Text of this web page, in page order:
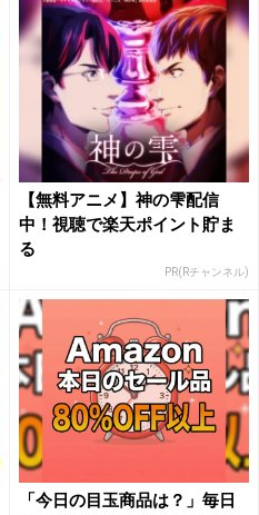
【無料アニメ】神の雫配信
中！視聴で楽天ポイント貯ま
る
PR(Rチャンネル)
「今日の目玉商品は？」毎日